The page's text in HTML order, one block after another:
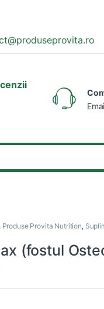
Produse Provita Nutrition,
(fostul